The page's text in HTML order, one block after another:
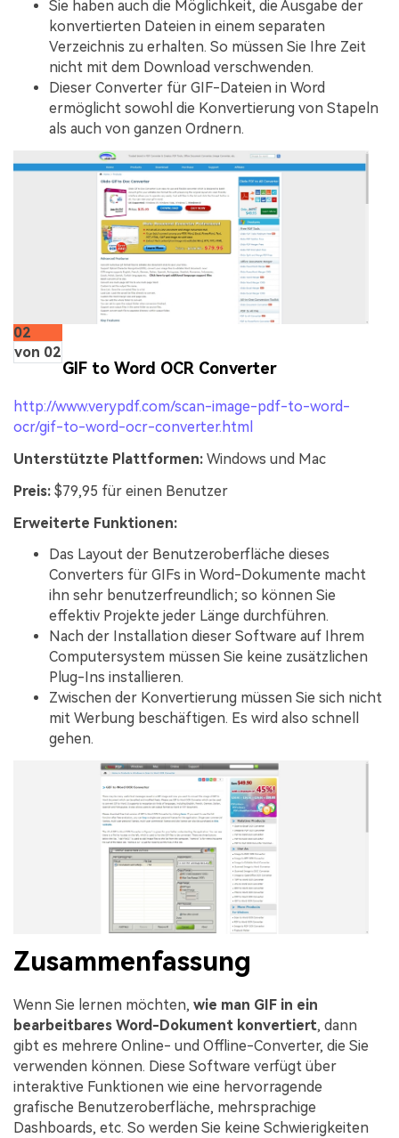
Sie haben auch die Möglichkeit, die Ausgabe der
konvertierten Dateien in einem separaten
Verzeichnis zu erhalten. So müssen Sie Ihre Zeit
nicht mit dem Download verschwenden.
Dieser Converter für GIF-Dateien in Word
ermöglicht sowohl die Konvertierung von Stapeln
als auch von ganzen Ordnern.
02
von 02
GIF to Word OCR Converter
http://www.verypdf.com/scan-image-pdf-to-word-
ocr/gif-to-word-ocr-converter.html
Unterstützte Plattformen: Windows und Mac
Preis: $79,95 für einen Benutzer
Erweiterte Funktionen:
Das Layout der Benutzeroberfläche dieses
Converters für GIFs in Word-Dokumente macht
ihn sehr benutzerfreundlich; so können Sie
effektiv Projekte jeder Länge durchführen.
Nach der Installation dieser Software auf Ihrem
Computersystem müssen Sie keine zusätzlichen
Plug-Ins installieren.
Zwischen der Konvertierung müssen Sie sich nicht
mit Werbung beschäftigen. Es wird also schnell
gehen.
Zusammenfassung
Wenn Sie lernen möchten, wie man GIF in ein
bearbeitbares Word-Dokument konvertiert, dann
gibt es mehrere Online- und Offline-Converter, die Sie
verwenden können. Diese Software verfügt über
interaktive Funktionen wie eine hervorragende
grafische Benutzeroberfläche, mehrsprachige
Dashboards, etc. So werden Sie keine Schwierigkeiten